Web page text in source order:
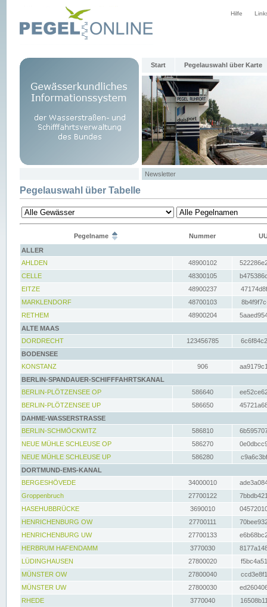
Hilfe
Start Pegelauswahl über Karte
Newsletter
Pegelauswahl über Tabelle
Pegelname Nummer
ALLER
AHLDEN
48900102
CELLE
48300105
EITZE
48900237
MARKLENDORF
48700103
RETHEM
48900204
ALTE MAAS
DORDRECHT
123456785
BODENSEE
KONSTANZ
906
BERLIN-SPANDAUER-SCHIFFFAHRTSKANAL
BERLIN-PLÖTZENSEE OP
586640
BERLIN-PLÖTZENSEE UP
586650
DAHME-WASSERSTRASSE
BERLIN-SCHMÖCKWITZ
586810
NEUE MÜHLE SCHLEUSE OP
586270
NEUE MÜHLE SCHLEUSE UP
586280
DORTMUND-EMS-KANAL
BERGESHÖVEDE
34000010
Groppenbruch
27700122
HASEHUBBRÜCKE
3690010
HENRICHENBURG OW
27700111
HENRICHENBURG UW
27700133
HERBRUM HAFENDAMM
3770030
LÜDINGHAUSEN
27800020
MÜNSTER OW
27800040
MÜNSTER UW
27800030
RHEDE
3770040